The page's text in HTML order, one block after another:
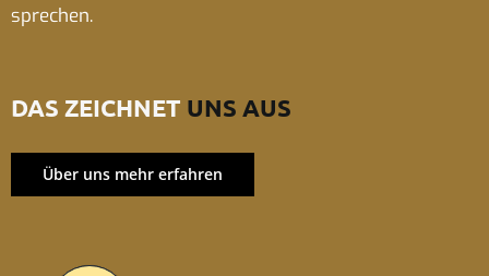
sprechen.
DAS ZEICHNET UNS AUS
Über uns mehr erfahren